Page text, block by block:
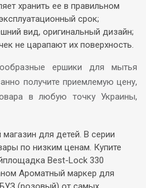
хранить ее в правильном
срок;
вид, оригинальный дизайн;
не царапают их поверхность.
ершики для мытья
получите приемлемую цену,
в любую точку Украины,
для детей. В серии
по низким ценам. Купите
Best-Lock 330
Ароматный маркер для